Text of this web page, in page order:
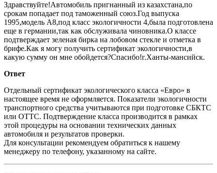
Здравствуйте!Автомобиль пригнанный из казахстана,по
срокам попадает под таможенный союз.Год выпуска
1995,модель А8,под класс экологичности 4,была подготовлена
еще в германии,так как обслуживала чиновника.О классе
подтверждает зеленая бирка на лобовом стекле и отметка в
брифе.Как я могу получить сертификат экологичности,в
какую сумму он мне обойдется?Спасибо!г.Ханты-мансийск.
Ответ
Отдельный сертификат экологического класса «Евро» в
настоящее время не оформляется. Показатели экологичности
транспортного средства учитываются при подготовке СБКТС
или ОТТС. Подтверждение класса производится в рамках
этой процедуры на основании технических данных
автомобиля и результатов проверки.
Для консультации рекомендуем обратиться к нашему
менеджеру по телефону, указанному на сайте.